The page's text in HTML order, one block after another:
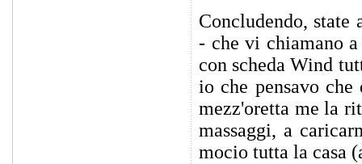
Concludendo,
- che vi chiamano
con scheda Wind
io che pensavo
mezz'oretta me la
massaggi, a
mocio tutta la casa